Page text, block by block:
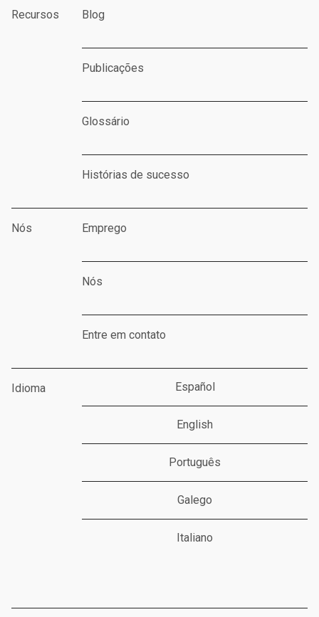
Recursos Blog
Publicações
Glossário
Histórias de sucesso
Nós Emprego
Nós
Entre em contato
Idioma Español
English
Português
Galego
Italiano